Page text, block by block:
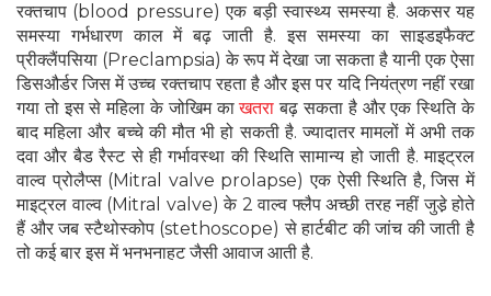
रक्तचाप (blood pressure) एक बड़ी स्वास्थ्य समस्या है. अकसर यह
समस्या गर्भधारण काल में बढ़ जाती है. इस समस्या का साइडइफैक्ट
प्रीक्लैंपसिया (Preclampsia) के रूप में देखा जा सकता है यानी एक ऐसा
डिसऔर्डर जिस में उच्च रक्तचाप रहता है और इस पर यदि नियंत्रण नहीं रखा
गया तो इस से महिला के जोखिम काखतरा बढ़ सकता है और एक स्थिति के
बाद महिला और बच्चे की मौत भी हो सकती है. ज्यादातर मामलों में अभी तक
दवा और बैड रैस्ट से ही गर्भावस्था की स्थिति सामान्य हो जाती है. माइट्रल
वाल्व प्रोलैप्स (Mitral valve prolapse) एक ऐसी स्थिति है, जिस में
माइट्रल वाल्व (Mitral valve) के 2 वाल्व फ्लैप अच्छी तरह नहीं जुडे़ होते
हैं और जब स्टैथोस्कोप (stethoscope) से हार्टबीट की जांच की जाती है
तो कई बार इस में भनभनाहट जैसी आवाज आती है.